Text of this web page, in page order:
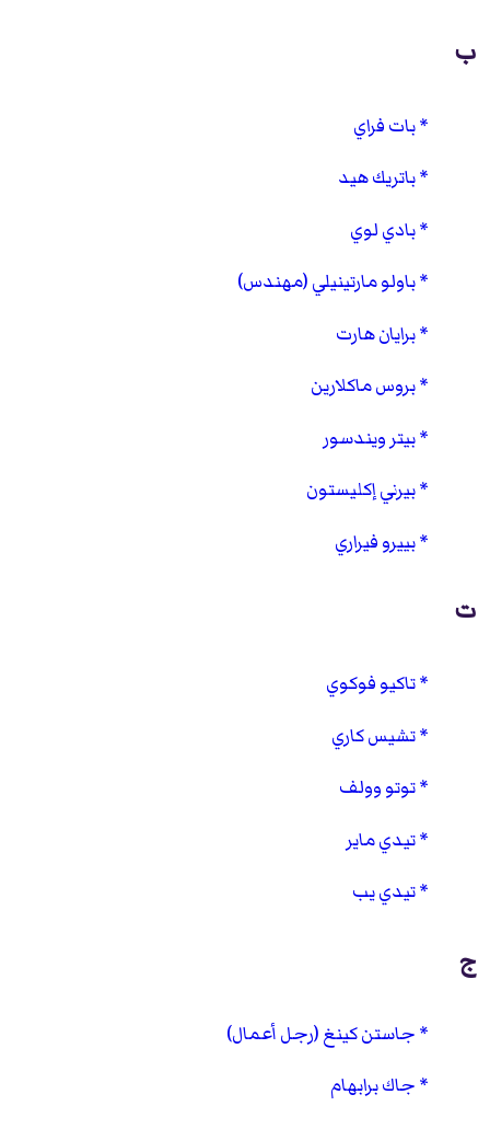
ب
بات فراي
باتريك هيد
بادي لوي
باولو مارتينيلي (مهندس)
برايان هارت
بروس ماكلارين
بيتر ويندسور
بيرني إكليستون
بييرو فيراري
ت
تاكيو فوكوي
تشيس كاري
توتو وولف
تيدي ماير
تيدي يب
ج
جاستن كينغ (رجل أعمال)
جاك برابهام